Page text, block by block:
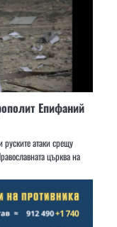
Епифаний
атаки срещу
църква на